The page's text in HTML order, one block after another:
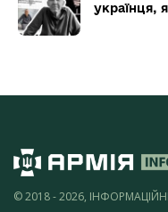
українця,
© 2018 - 2026,